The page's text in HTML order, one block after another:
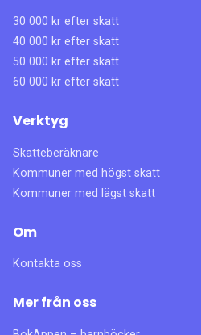
30 000 kr efter skatt
40 000 kr efter skatt
50 000 kr efter skatt
60 000 kr efter skatt
Verktyg
Skatteberäknare
Kommuner med högst skatt
Kommuner med lägst skatt
Om
Kontakta oss
Mer från oss